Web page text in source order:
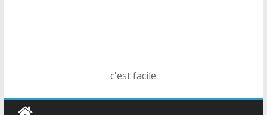
c'est facile